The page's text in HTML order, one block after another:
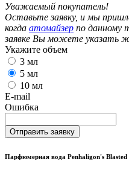
Уважаемый покупатель!
Оставьте заявку, и мы
когда атомайзер по данному
заявке Вы можете указать
Укажите объем
3 мл
5 мл
10 мл
E-mail
Ошибка
Отправить заявку
Парфюмерная вода Penhaligon's Blasted